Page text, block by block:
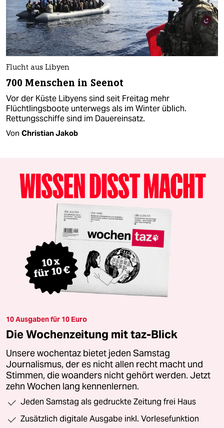
Flucht aus Libyen
700 Menschen in Seenot
Vor der Küste Libyens sind seit Freitag mehr
Flüchtlingsboote unterwegs als im Winter üblich.
Rettungsschiffe sind im Dauereinsatz.
Von Christian Jakob
10 Ausgaben für 10 Euro
Die Wochenzeitung mit taz-Blick
Unsere wochentaz bietet jeden Samstag
Journalismus, der es nicht allen recht macht und
Stimmen, die woanders nicht gehört werden. Jetzt
zehn Wochen lang kennenlernen.
Jeden Samstag als gedruckte Zeitung frei Haus
Zusätzlich digitale Ausgabe inkl. Vorlesefunktion